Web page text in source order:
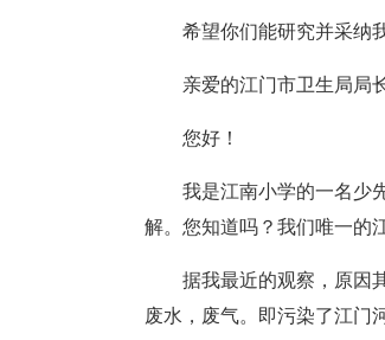
希望你们能研究并采纳
亲爱的江门市卫生局局
您好！
我是江南小学的一名少
解。您知道吗？我们唯一的
据我最近的观察，原因
废水，废气。即污染了江门